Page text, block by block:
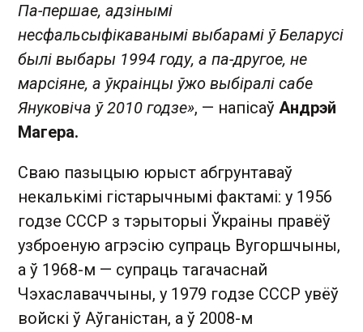
Па-першае, адзінымі
несфальсыфікаванымі выбарамі ў Беларусі
былі выбары 1994 году, а па-другое, не
марсіяне, а ўкраінцы ўжо выбіралі сабе
Януковіча ў 2010 годзе», — напісаў Андрэй
Магера.
Сваю пазыцыю юрыст абгрунтаваў
некалькімі гістарычнымі фактамі: у 1956
годзе СССР з тэрыторыі Ўкраіны правёў
узброеную агрэсію супраць Вугоршчыны,
а ў 1968-м — супраць тагачаснай
Чэхаславаччыны, у 1979 годзе СССР увёў
войскі ў Аўганістан, а ў 2008-м